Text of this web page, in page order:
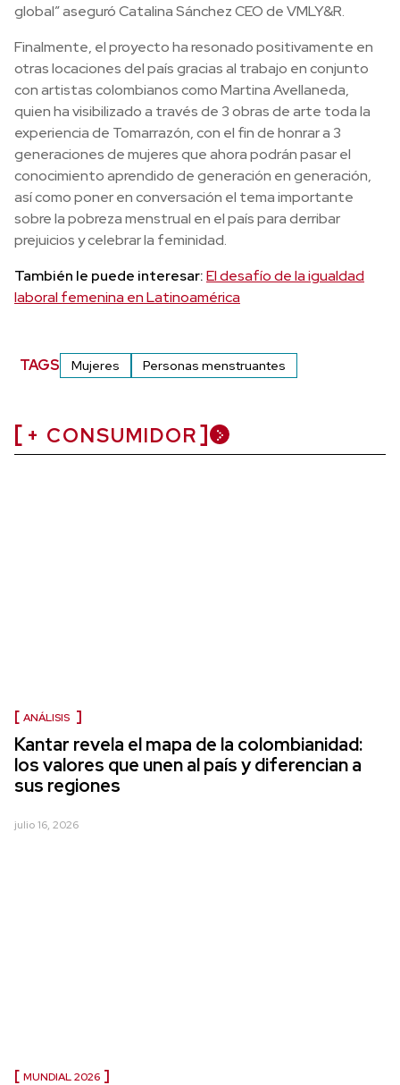
global” aseguró Catalina Sánchez CEO de VMLY&R.
Finalmente, el proyecto ha resonado positivamente en
otras locaciones del país gracias al trabajo en conjunto
con artistas colombianos como Martina Avellaneda,
quien ha visibilizado a través de 3 obras de arte toda la
experiencia de Tomarrazón, con el fin de honrar a 3
generaciones de mujeres que ahora podrán pasar el
conocimiento aprendido de generación en generación,
así como poner en conversación el tema importante
sobre la pobreza menstrual en el país para derribar
prejuicios y celebrar la feminidad.
También le puede interesar:El desafío de la igualdad
laboral femenina en Latinoamérica
TAGS Mujeres Personas menstruantes
+ CONSUMIDOR
ANÁLISIS
Kantar revela el mapa de la colombianidad:
los valores que unen al país y diferencian a
sus regiones
julio 16, 2026
MUNDIAL 2026